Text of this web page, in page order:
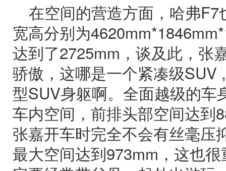
在空间的营造方面，哈弗
宽高分别为
达到了2725mm，谈及此，张
骄傲，这哪是一个紧凑级SUV
型SUV身躯啊。全面越级的车
车内空间，前排头部空间达到
张嘉开车时完全不会有丝毫压
最大空间达到973mm，这也